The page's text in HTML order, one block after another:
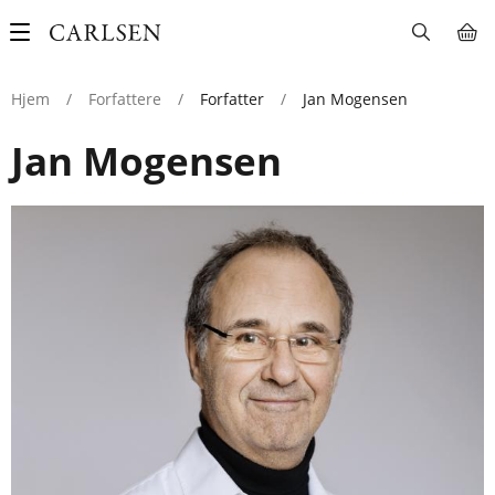
Main
Hjem
/ Forfattere / Forfatter / Jan Mogensen
Jan Mogensen